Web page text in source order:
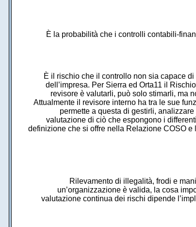
È la probabilità che i controlli contabili-
È il rischio che il controllo non sia capace
dell’impresa. Per Sierra ed Orta11 il
revisore è valutarli, può solo stimarli, ma
Attualmente il revisore interno ha tra le sue
permette a questa di gestirli,
valutazione di ciò che espongono i
definizione che si offre nella Relazione COSO
Rilevamento di illegalità, frodi e
un’organizzazione è valida, la cosa
valutazione continua dei rischi dipende